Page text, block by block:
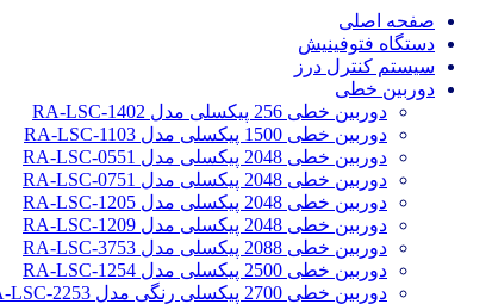
صفحه اصلی
دستگاه فتوفینیش
سیستم کنترل درز
دوربین خطی
دوربین خطی 256 پیکسلی مدل RA-LSC-1402
دوربین خطی 1500 پیکسلی مدل RA-LSC-1103
دوربین خطی 2048 پیکسلی مدل RA-LSC-0551
دوربین خطی 2048 پیکسلی مدل RA-LSC-0751
دوربین خطی 2048 پیکسلی مدل RA-LSC-1205
دوربین خطی 2048 پیکسلی مدل RA-LSC-1209
دوربین خطی 2088 پیکسلی مدل RA-LSC-3753
دوربین خطی 2500 پیکسلی مدل RA-LSC-1254
دوربین خطی 2700 پیکسلی رنگی مدل RA-LSC-2253